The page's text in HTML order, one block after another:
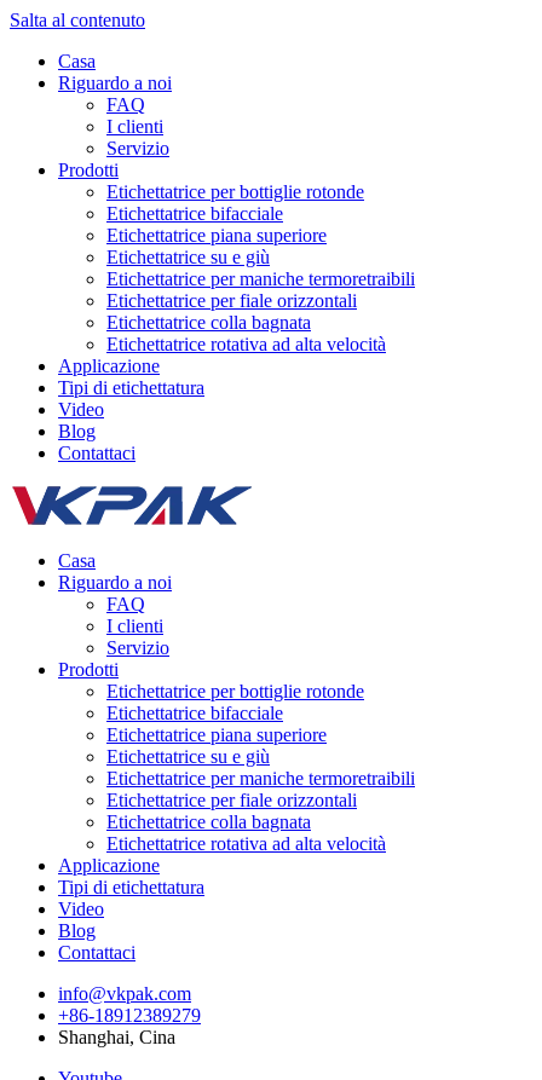
Salta al contenuto
Casa
Riguardo a noi
FAQ
I clienti
Servizio
Prodotti
Etichettatrice per bottiglie rotonde
Etichettatrice bifacciale
Etichettatrice piana superiore
Etichettatrice su e giù
Etichettatrice per maniche termoretraibili
Etichettatrice per fiale orizzontali
Etichettatrice colla bagnata
Etichettatrice rotativa ad alta velocità
Applicazione
Tipi di etichettatura
Video
Blog
Contattaci
Casa
Riguardo a noi
FAQ
I clienti
Servizio
Prodotti
Etichettatrice per bottiglie rotonde
Etichettatrice bifacciale
Etichettatrice piana superiore
Etichettatrice su e giù
Etichettatrice per maniche termoretraibili
Etichettatrice per fiale orizzontali
Etichettatrice colla bagnata
Etichettatrice rotativa ad alta velocità
Applicazione
Tipi di etichettatura
Video
Blog
Contattaci
info@vkpak.com
+86-18912389279
Shanghai, Cina